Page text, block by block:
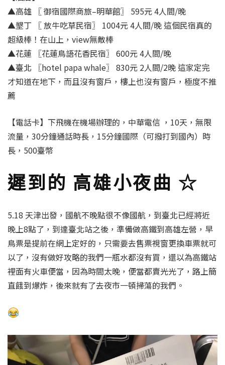
▲高雄 〖 御宿國際商旅–明華館〗 595元 4人間/晚
▲墾丁 〖 放牛吃草民宿〗 1004元 4人間/晚 這個民宿真的
超級棒！在山上，view無敵棒
▲花蓮 〖花蓮鳥語花香民宿〗 600元 4人間/晚
▲臺北 〖hotel papa whale〗 830元 2人間/2晚 這家定完
才知道在地下，而且沒有窗戶，樓上也沒有窗戶，極度不推
薦
【電話卡】下飛機在機場辦理的，中華電信 ，10天，無限
流量，30分鐘通話時長，15分鐘國際（可撥打到國內）時
長，500臺幣
遲到的 高雄小夜曲 ☆
5.18 天津出發，國航不晚點很不像國航，到臺北已經將近
晚上8點了，到達臺北站之後，準備做高鐵到高雄左營，早
鳥票是提前在網上定好的，只需要去售票視窗更換車票就可
以了，沒有做好攻略的我們一瓶水都沒有買，還以為高鐵站
裡面有火車便當，因為時間太晚，便當都賣光光了，路上簡
直餓到爆炸，後來就有了去夜市一頓掃蕩的我們。